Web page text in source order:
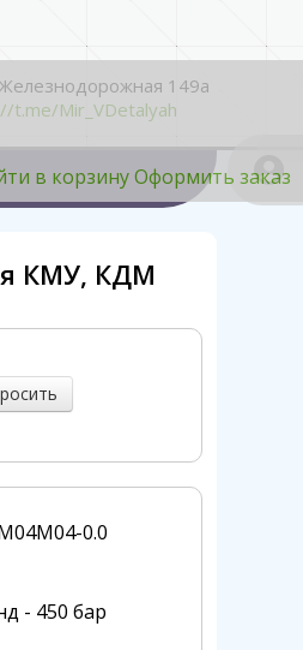
в корзинуОформить заказ
149а
t.me/Mir_VDetalyah
КМУ, КДМ
0.0
- 450 бар